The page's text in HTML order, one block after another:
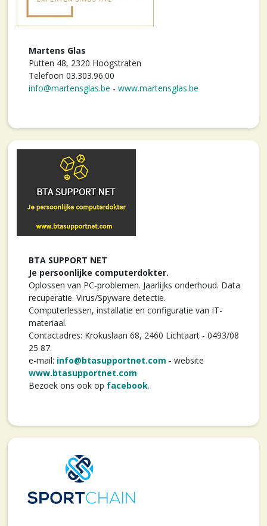
Martens Glas
Putten 48, 2320 Hoogstraten
Telefoon 03.303.96.00
info@martensglas.be - www.martensglas.be
BTA SUPPORT NET
Je persoonlijke computerdokter.
Oplossen van PC-problemen. Jaarlijks onderhoud. Data
recuperatie. Virus/Spyware detectie.
Computerlessen, installatie en configuratie van IT-
materiaal.
Contactadres: Krokuslaan 68, 2460 Lichtaart - 0493/08
25 87.
e-mail: info@btasupportnet.com - website
www.btasupportnet.com
Bezoek ons ook op facebook.